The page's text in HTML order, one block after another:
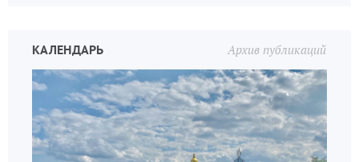
Архив публикаций
КАЛЕНДАРЬ